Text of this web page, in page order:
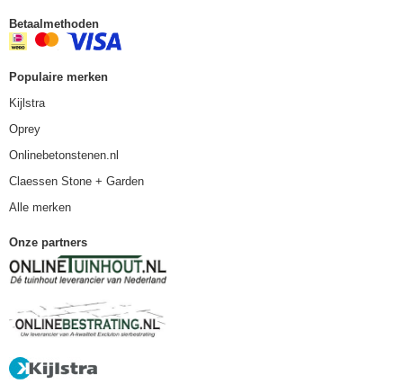
Betaalmethoden
Populaire merken
Kijlstra
Oprey
Onlinebetonstenen.nl
Claessen Stone + Garden
Alle merken
Onze partners